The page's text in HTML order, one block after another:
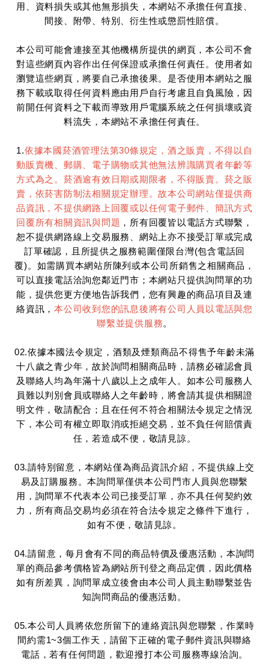
用、資料損失或其他無形損失，本網站不承擔任何直接、
間接、附帶、特別、衍生性或懲罰性賠償。
本公司可能會連接至其他機構所提供的網頁，本公司不會
對這些網頁內容作出任何保證或承擔任何責任。使用者如
瀏覽這些網頁，將要自己承擔後果。是否使用本網站之服
務下載或取得任何資料應由用戶自行考慮且自負風險，因
前開任何資料之下載而導致用戶電腦系統之任何損壞或資
料流失，本網站不承擔任何責任。
1.依據本國菸酒管理法第30條規定，酒之販賣，不得以自
動販賣機、郵購、電子購物或其他無法辨識購買者年齡等
方式為之。菸酒逾有效日期或期限者，不得販賣。菸之販
賣，依菸害防制法相關規定辦理。故本公司網站僅提供商
品資訊，不提供網路上回覆或以任何電子郵件、簡訊方式
回覆所有相關資訊與問題 ，所有回覆皆以電話方式聯繫，
恕不提供網路線上交易服務、網站上亦不接受訂單或完成
訂單確認，且所提供之服務範圍僅限台灣(包含電話回
覆)。如需購買本網站所陳列或本公司所銷售之相關商品，
可以直接電話洽詢您鄰近門市；本網站只提供詢問單的功
能，提供您更方便地告訴我們，您有興趣的商品項目及連
絡資訊，本公司收到您的訊息後將有公司人員以電話與您
聯繫並提供服務。
02.依據本國法令規定，酒類及煙類商品不得售予年齡未滿
十八歲之青少年，故於詢問相關商品時，請務必確認會員
及聯絡人均為年滿十八歲以上之成年人。如本公司服務人
員難以判別會員或聯絡人之年齡時，將會請其提供相關證
明文件，敬請配合；且在任何不符合相關法令規定之情況
下，本公司有權立即取消或拒絕交易，並不負任何賠償責
任，若造成不便，敬請見諒。
03.請特別留意，本網站僅為商品資訊介紹，不提供線上交
易及訂購服務。本詢問單僅供本公司門市人員與您聯繫
用，詢問單不代表本公司已接受訂單，亦不具任何契約效
力，所有商品交易均必須在符合法令規定之條件下進行，
如有不便，敬請見諒。
04.請留意，每月會有不同的商品特價及優惠活動，本詢問
單的商品參考價格皆為網站所刊登之商品定價，因此價格
如有所差異，詢問單成立後會由本公司人員主動聯繫並告
知詢問商品的優惠活動。
05.本公司人員將依您所留下的連絡資訊與您聯繫，作業時
間約需1~3個工作天，請留下正確的電子郵件資訊與聯絡
電話，若有任何問題，歡迎撥打本公司服務專線洽詢。